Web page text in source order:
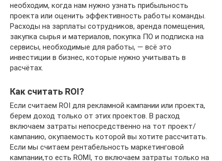
необходим, когда нам нужно узнать прибыльность
проекта или оценить эффективность работы команды.
Расходы на зарплаты сотрудников, аренда помещения,
закупка сырья и материалов, покупка ПО и подписка на
сервисы, необходимые для работы, — всё это
инвестиции в бизнес, которые нужно учитывать в
расчётах.
Как считать ROI?
Если считаем ROI для рекламной кампании или проекта,
берем доход только от этих проектов. В расход
включаем затраты непосредственно на тот проект/
кампанию, окупаемость которой вы хотите рассчитать.
Если мы считаем рентабельность маркетинговой
кампании,то есть ROMI, то включаем затраты только на